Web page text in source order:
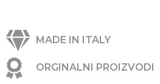
MADE IN ITALY
ORGINALNI PROIZVODI